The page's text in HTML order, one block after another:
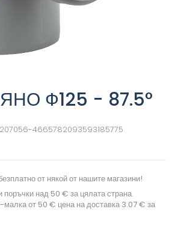
Ф125 - 87.5°
4665782093593185775
от някой от нашите магазини!
поръчки над 50 € за цялата страна.
малка от 50 € цена на доставка 3.07 € за